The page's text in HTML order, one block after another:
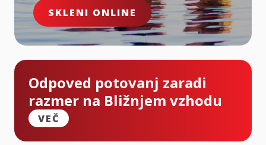
SKLENI ONLINE
Odpoved potovanj zaradi
razmer na Bližnjem vzhodu
VEČ